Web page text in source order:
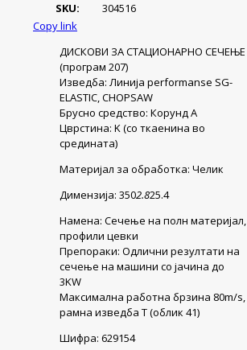
SKU:
304516
Copy link
ДИСКОВИ ЗА СТАЦИОНАРНО СЕЧЕЊЕ
(програм 207)
Изведба: Линија performanse SG-
ELASTIC, CHOPSAW
Брусно средство: Корунд А
Цврстина: K (со ткаенина во
средината)
Материјал за обработка: Челик
Димензија: 3502.825.4
Намена: Сечење на полн материјал,
профили цевки
Препораки: Одлични резултати на
сечење на машини со јачина до
3KW
Максимална работна брзина 80m/s,
рамна изведба Т (облик 41)
Шифра: 629154